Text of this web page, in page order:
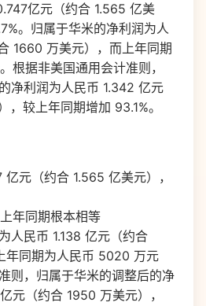
亿元（约合 1.565 亿美
。归属于华米的净利润为人
1660 万美元），而上年同期
根据非美国通用会计准则，
净利润为人民币 1.342 亿元
，较上年同期增加 93.1%。
元（约合 1.565 亿美元），
年同期根本相等
人民币 1.138 亿元（约合
年同期为人民币 5020 万元
则，归属于华米的调整后的净
元（约合 1950 万美元），